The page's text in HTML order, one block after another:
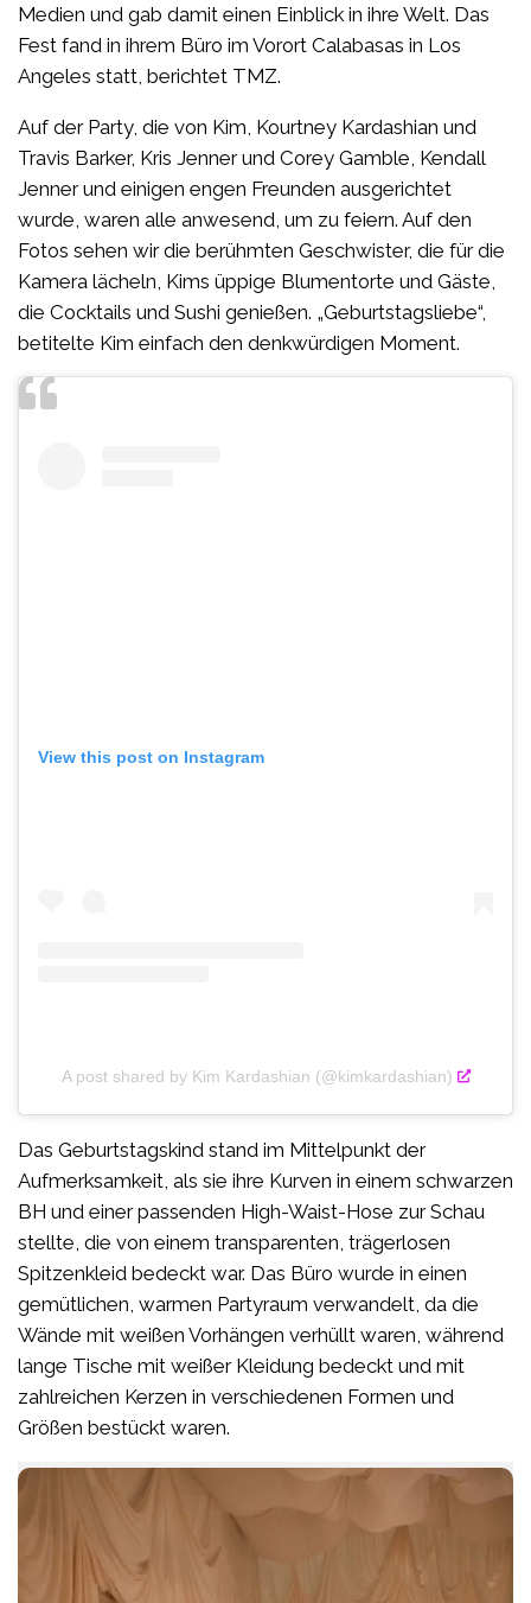
Medien und gab damit einen Einblick in ihre Welt. Das
Fest fand in ihrem Büro im Vorort Calabasas in Los
Angeles statt, berichtet TMZ.
Auf der Party, die von Kim, Kourtney Kardashian und
Travis Barker, Kris Jenner und Corey Gamble, Kendall
Jenner und einigen engen Freunden ausgerichtet
wurde, waren alle anwesend, um zu feiern. Auf den
Fotos sehen wir die berühmten Geschwister, die für die
Kamera lächeln, Kims üppige Blumentorte und Gäste,
die Cocktails und Sushi genießen. „Geburtstagsliebe“,
betitelte Kim einfach den denkwürdigen Moment.
View this post on Instagram
A post shared by Kim Kardashian (@kimkardashian)
Das Geburtstagskind stand im Mittelpunkt der
Aufmerksamkeit, als sie ihre Kurven in einem schwarzen
BH und einer passenden High-Waist-Hose zur Schau
stellte, die von einem transparenten, trägerlosen
Spitzenkleid bedeckt war. Das Büro wurde in einen
gemütlichen, warmen Partyraum verwandelt, da die
Wände mit weißen Vorhängen verhüllt waren, während
lange Tische mit weißer Kleidung bedeckt und mit
zahlreichen Kerzen in verschiedenen Formen und
Größen bestückt waren.